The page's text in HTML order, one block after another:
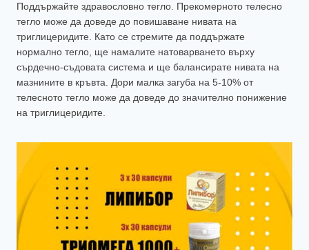
Поддържайте здравословно тегло. Прекомерното телесно
тегло може да доведе до повишаване нивата на
триглицеридите. Като се стремите да поддържате
нормално тегло, ще намалите натоварването върху
сърдечно-съдовата система и ще балансирате нивата на
мазнините в кръвта. Дори малка загуба на 5-10% от
телесното тегло може да доведе до значително понижение
на триглицеридите.